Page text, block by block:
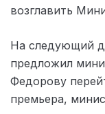
возглавить
На следующий
предложил
Федорову
премьера,